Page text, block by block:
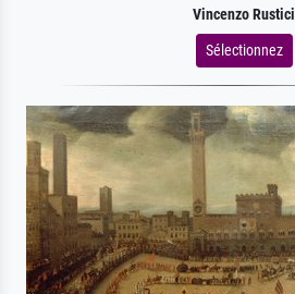
Vincenzo Rustici
Sélectionnez